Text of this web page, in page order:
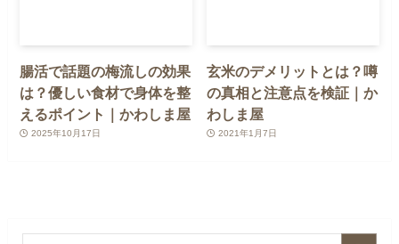
腸活で話題の梅流しの効果
は？優しい食材で身体を整
えるポイント｜かわしま屋
2025年10月17日
玄米のデメリットとは？噂
の真相と注意点を検証｜か
わしま屋
2021年1月7日